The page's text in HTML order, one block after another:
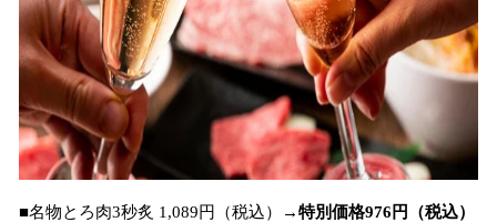
■名物とろ肉3秒炙 1,089円（税込）→特別価格976円（税込）